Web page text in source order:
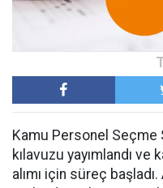
Kamu Personel Seçme
kılavuzu yayımlandı
alımı için süreç